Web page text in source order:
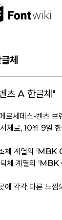
체
츠 A 한글체"
르세데스-벤츠 브
체로, 10월 9일
체 계열의
딕체 계열의
에 각각 다른 느낌